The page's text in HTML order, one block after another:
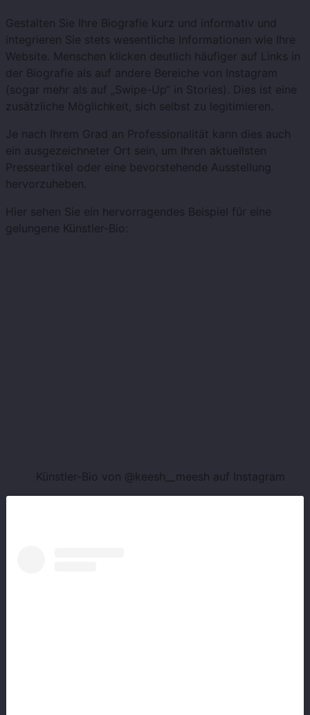
Gestalten Sie Ihre Biografie kurz und informativ und
integrieren Sie stets wesentliche Informationen wie Ihre
Website. Menschen klicken deutlich häufiger auf Links in
der Biografie als auf andere Bereiche von Instagram
(sogar mehr als auf „Swipe-Up“ in Stories). Dies ist eine
zusätzliche Möglichkeit, sich selbst zu legitimieren.
Je nach Ihrem Grad an Professionalität kann dies auch
ein ausgezeichneter Ort sein, um Ihren aktuellsten
Presseartikel oder eine bevorstehende Ausstellung
hervorzuheben.
Hier sehen Sie ein hervorragendes Beispiel für eine
gelungene Künstler-Bio:
Künstler-Bio von @keesh__meesh auf Instagram